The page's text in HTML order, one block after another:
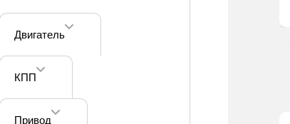
Двигатель
КПП
Привод